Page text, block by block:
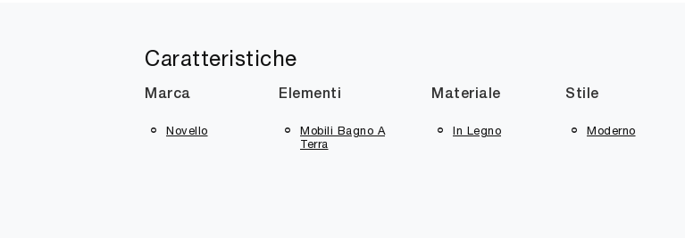
Caratteristiche
Marca
Novello
Elementi
Mobili Bagno A
Terra
Materiale
In Legno
Stile
Moderno